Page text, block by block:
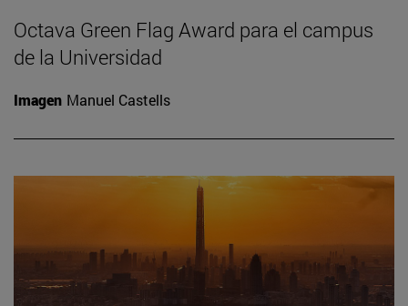
Octava Green Flag Award para el campus
de la Universidad
Imagen Manuel Castells